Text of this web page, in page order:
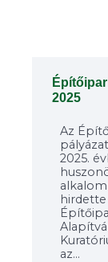
2025
Az
2025.
az...